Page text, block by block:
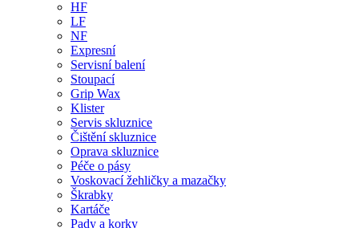
HF
LF
NF
Expresní
Servisní balení
Stoupací
Grip Wax
Klister
Servis skluznice
Čištění skluznice
Oprava skluznice
Péče o pásy
Voskovací žehličky a mazačky
Škrabky
Kartáče
Pady a korky